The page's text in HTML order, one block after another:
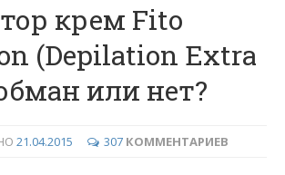
крем Fito
(Depilation Extra
или нет?
21.04.2015 307 КОММЕНТАРИЕВ